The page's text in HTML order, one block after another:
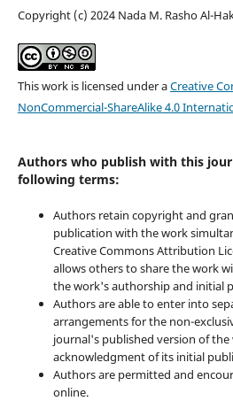
Copyright (c) 2024 Nada M. Rasho Al-
This work is licensed under aCreative
NonCommercial-ShareAlike 4.0
Authors who publish with this
following terms:
Authors retain copyright and
publication with the work
Creative Commons Attribution
allows others to share the work
the work's authorship and initial
Authors are able to enter into
arrangements for the non-
journal's published version of the
acknowledgment of its initial
Authors are permitted and
online.